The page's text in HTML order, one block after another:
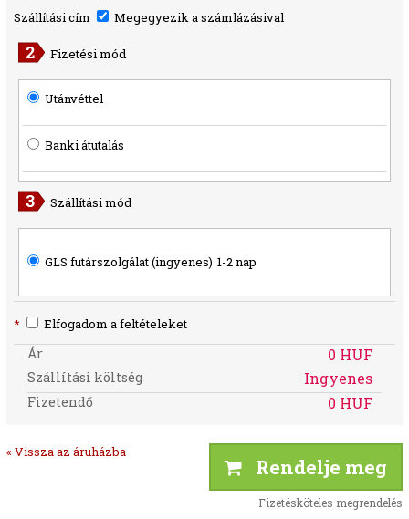
Szállítási cím
Megegyezik a számlázásival
Fizetési mód
Utánvéttel
Banki átutalás
Szállítási mód
GLS futárszolgálat (ingyenes) 1-2 nap
* Elfogadom a feltételeket
Ár 0 HUF
Szállítási költség Ingyenes
Fizetendő 0 HUF
« Vissza az áruházba
Rendelje meg
Fizetésköteles megrendelés